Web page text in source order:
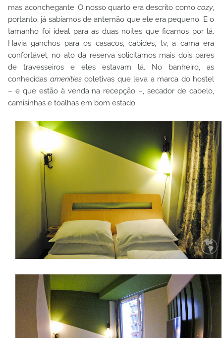
mas aconchegante. O nosso quarto era descrito como cozy,
portanto, já sabíamos de antemão que ele era pequeno. E o
tamanho foi ideal para as duas noites que ficamos por lá.
Havia ganchos para os casacos, cabides, tv, a cama era
confortável, no ato da reserva solicitamos mais dois pares
de travesseiros e eles estavam lá. No banheiro, as
conhecidas amenitiescoletivas que leva a marca do hostel
– e que estão à venda na recepção –, secador de cabelo,
camisinhas e toalhas em bom estado.